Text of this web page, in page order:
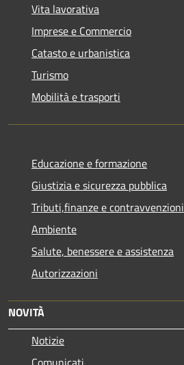
Vita lavorativa
Imprese e Commercio
Catasto e urbanistica
Turismo
Mobilità e trasporti
Educazione e formazione
Giustizia e sicurezza pubblica
Tributi,finanze e contravvenzioni
Ambiente
Salute, benessere e assistenza
Autorizzazioni
NOVITÀ
Notizie